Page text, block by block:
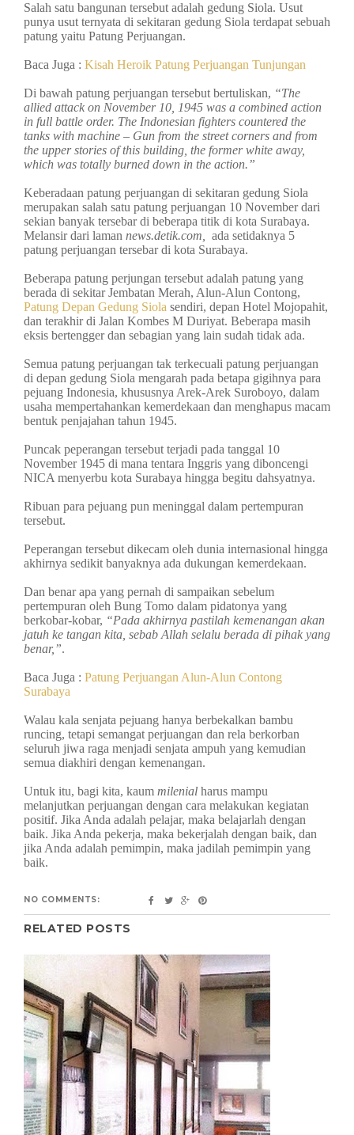
Salah satu bangunan tersebut adalah gedung Siola. Usut
punya usut ternyata di sekitaran gedung Siola terdapat sebuah
patung yaitu Patung Perjuangan.
Baca Juga : Kisah Heroik Patung Perjuangan Tunjungan
Di bawah patung perjuangan tersebut bertuliskan, “The
allied attack on November 10, 1945 was a combined action
in full battle order. The Indonesian fighters countered the
tanks with machine – Gun from the street corners and from
the upper stories of this building, the former white away,
which was totally burned down in the action.”
Keberadaan patung perjuangan di sekitaran gedung Siola
merupakan salah satu patung perjuangan 10 November dari
sekian banyak tersebar di beberapa titik di kota Surabaya.
Melansir dari laman news.detik.com,
ada setidaknya 5
patung perjuangan tersebar di kota Surabaya.
Beberapa patung perjungan tersebut adalah patung yang
berada di sekitar Jembatan Merah, Alun-Alun Contong,
Patung Depan Gedung Siola sendiri, depan Hotel Mojopahit,
dan terakhir di Jalan Kombes M Duriyat. Beberapa masih
eksis bertengger dan sebagian yang lain sudah tidak ada.
Semua patung perjuangan tak terkecuali patung perjuangan
di depan gedung Siola mengarah pada betapa gigihnya para
pejuang Indonesia, khususnya Arek-Arek Suroboyo, dalam
usaha mempertahankan kemerdekaan dan menghapus macam
bentuk penjajahan tahun 1945.
Puncak peperangan tersebut terjadi pada tanggal 10
November 1945 di mana tentara Inggris yang diboncengi
NICA menyerbu kota Surabaya hingga begitu dahsyatnya.
Ribuan para pejuang pun meninggal dalam pertempuran
tersebut.
Peperangan tersebut dikecam oleh dunia internasional hingga
akhirnya sedikit banyaknya ada dukungan kemerdekaan.
Dan benar apa yang pernah di sampaikan sebelum
pertempuran oleh Bung Tomo dalam pidatonya yang
berkobar-kobar, “Pada akhirnya pastilah kemenangan akan
jatuh ke tangan kita, sebab Allah selalu berada di pihak yang
benar,”.
Baca Juga : Patung Perjuangan Alun-Alun Contong
Surabaya
Walau kala senjata pejuang hanya berbekalkan bambu
runcing, tetapi semangat perjuangan dan rela berkorban
seluruh jiwa raga menjadi senjata ampuh yang kemudian
semua diakhiri dengan kemenangan.
Untuk itu, bagi kita, kaum milenial harus mampu
melanjutkan perjuangan dengan cara melakukan kegiatan
positif. Jika Anda adalah pelajar, maka belajarlah dengan
baik. Jika Anda pekerja, maka bekerjalah dengan baik, dan
jika Anda adalah pemimpin, maka jadilah pemimpin yang
baik.
NO COMMENTS:
RELATED POSTS